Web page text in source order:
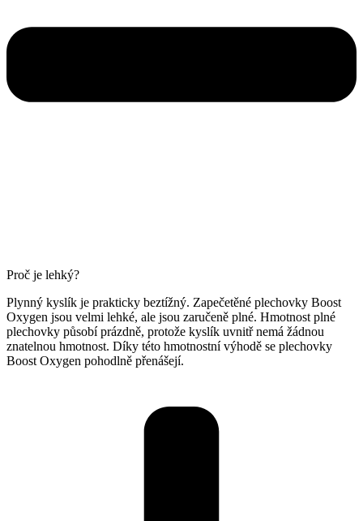
Proč je lehký?
Plynný kyslík je prakticky beztížný. Zapečetěné plechovky Boost
Oxygen jsou velmi lehké, ale jsou zaručeně plné. Hmotnost plné
plechovky působí prázdně, protože kyslík uvnitř nemá žádnou
znatelnou hmotnost. Díky této hmotnostní výhodě se plechovky
Boost Oxygen pohodlně přenášejí.